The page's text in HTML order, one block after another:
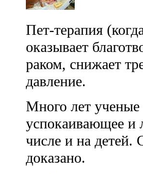
Пет-терапия
оказывает
раком, снижает
давление.
Много лет ученые
успокаивающее и
числе и на детей.
доказано.